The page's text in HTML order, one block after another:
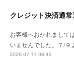
クレジット決済通
お客様へおかれまして
いませんでした。７/
2026.07.11 08:43